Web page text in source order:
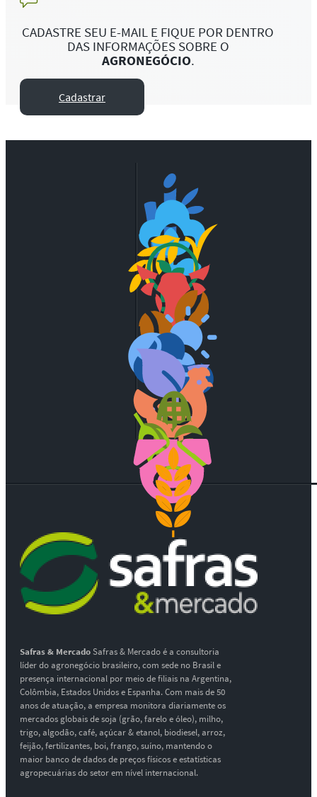
CADASTRE SEU E-MAIL E FIQUE POR DENTRO
DAS INFORMAÇÕES SOBRE O
AGRONEGÓCIO.
Cadastrar
Safras & MercadoSafras & Mercado é a consultoria
líder do agronegócio brasileiro, com sede no Brasil e
presença internacional por meio de filiais na Argentina,
Colômbia, Estados Unidos e Espanha. Com mais de 50
anos de atuação, a empresa monitora diariamente os
mercados globais de soja (grão, farelo e óleo), milho,
trigo, algodão, café, açúcar & etanol, biodiesel, arroz,
feijão, fertilizantes, boi, frango, suíno, mantendo o
maior banco de dados de preços físicos e estatísticas
agropecuárias do setor em nível internacional.